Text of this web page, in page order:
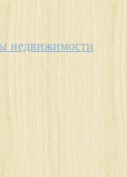
недвижимости